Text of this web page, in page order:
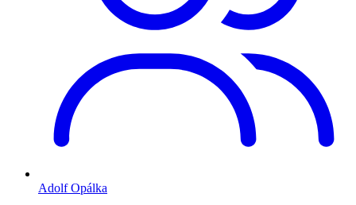
Adolf Opálka